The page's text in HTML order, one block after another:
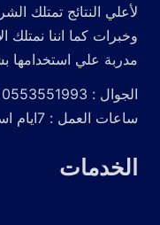
لأعلي النتائج تمتلك
وخبرات كما اننا نمتلك
مدربة علي استخدامها
الجوال : 0553551993
ساعات العمل : 7ايام اسبوعيا / 24 ساعة يوميا
الخدمات